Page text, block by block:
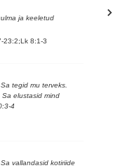
ja keeletud
23:2;Lk 8:1-3
tegid mu terveks.
elustasid mind
4
vallandasid kotiriide